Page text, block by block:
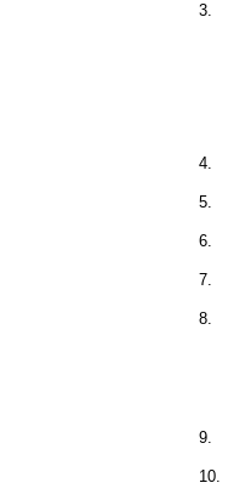
3.
4.
5.
6.
7.
8.
9.
10.